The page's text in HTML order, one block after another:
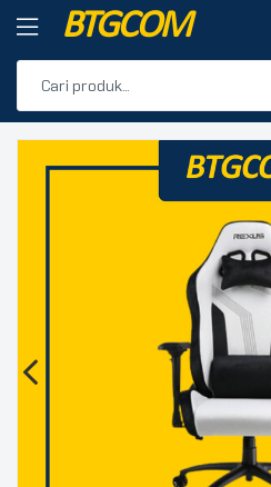
BTGCOM
PRODUK UNGGULAN
PRODUK TERBARU
🔍